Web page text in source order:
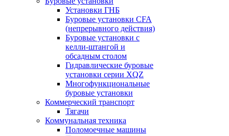
Установки ГНБ
Буровые установки CFA
(непрерывного действия)
Буровые установки с
келли-штангой и
обсадным столом
Гидравлические буровые
установки серии XQZ
Многофункциональные
буровые установки
Коммерческий транспорт
Тягачи
Коммунальная техника
Поломоечные машины